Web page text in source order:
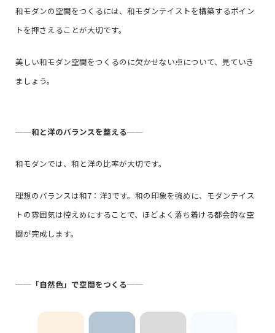
和モダンの空間をつくるには、和モダンテイストを構築するポイン
トを押さえることが大切です。
美しい和モダン空間をつくるのに欠かせない点について、見ていき
ましょう。
──和と洋のバランスを整える──
和モダンでは、和と洋の比率が大切です。
理想のバランスは和7：洋3です。和の印象を強めに、モダンテイス
トの雰囲気は控えめにすることで、ほどよく落ち着ける都会的な空
間が完成します。
── 「自然色」で空間をつくる──